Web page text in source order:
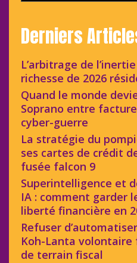
Derniers
L’arbitrage de
richesse de 2026
Quand le monde
Soprano entre
cyber-guerre
La stratégie du
ses cartes de crédit
fusée falcon 9
Superintelligence et
IA : comment garder
liberté financière en
Refuser
Koh-Lanta volontaire
de terrain fiscal